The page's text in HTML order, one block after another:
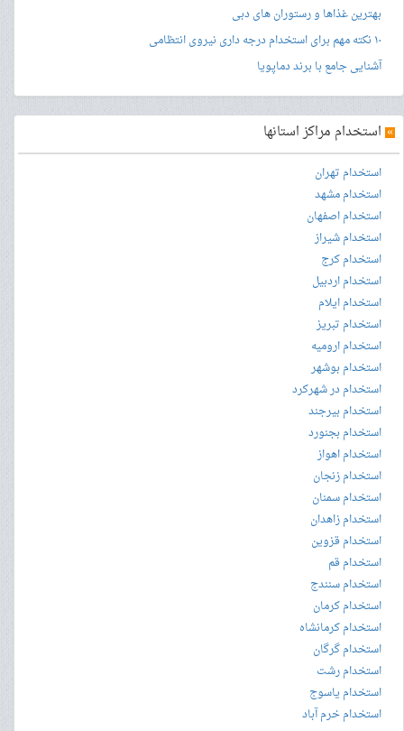
بهترین غذاها و رستوران های دبی
۱۰ نکته مهم برای استخدام درجه داری نیروی انتظامی
آشنایی جامع با برند دماپویا
» استخدام مراکز استانها
استخدام تهران
استخدام مشهد
استخدام اصفهان
استخدام شیراز
استخدام کرج
استخدام اردبیل
استخدام ایلام
استخدام تبریز
استخدام ارومیه
استخدام بوشهر
استخدام در شهرکرد
استخدام بیرجند
استخدام بجنورد
استخدام اهواز
استخدام زنجان
استخدام سمنان
استخدام زاهدان
استخدام قزوین
استخدام قم
استخدام سنندج
استخدام کرمان
استخدام کرمانشاه
استخدام گرگان
استخدام رشت
استخدام یاسوج
استخدام خرم آباد